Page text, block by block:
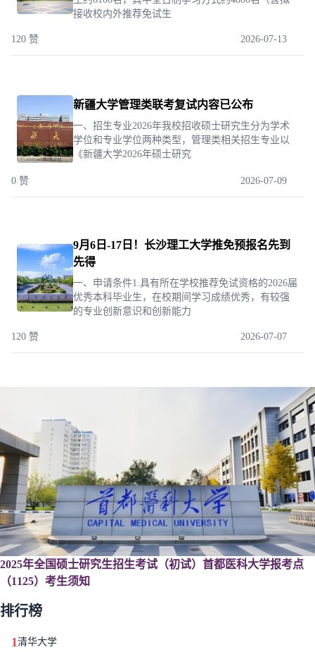
接收校内外推荐免试生
120 赞 2026-07-13
新疆大学管理类联考复试内容已公布
一、招生专业2026年我校招收硕士研究生分为学术
学位和专业学位两种类型，管理类相关招生专业以
《新疆大学2026年硕士研究
0 赞 2026-07-09
9月6日-17日！长沙理工大学推免预报名先到
先得
一、申请条件1.具有所在学校推荐免试资格的2026届
优秀本科毕业生，在校期间学习成绩优秀，有较强
的专业创新意识和创新能力
120 赞 2026-07-07
2025年全国硕士研究生招生考试（初试）首都医科大学报考点
（1125）考生须知
排行榜
1清华大学